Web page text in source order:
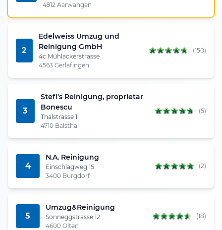
4912 Aarwangen
2
Edelweiss Umzug und
Reinigung GmbH
4c Mühlackerstrasse
4563 Gerlafingen
(150)
3
Stefi's Reinigung, proprietar
Bonescu
Thalstrasse 1
4710 Balsthal
(5)
4
N.A. Reinigung
Einschlagweg 15
3400 Burgdorf
(2)
5
Umzug&Reinigung
Sonneggstrasse 12
4600 Olten
(18)